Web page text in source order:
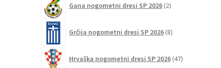
Gana nogometni dresi SP 2026 2izdelka
Grčija nogometni dresi SP 2026 8izdelkov
Hrvaška nogometni dresi SP 2026 47izdelkov